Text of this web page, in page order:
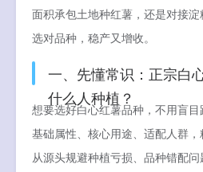
面积承包土地种红薯，还是对接
选对品种，稳产又增收。
一、先懂常识：正宗白
什么人种植？
想要选好白心红薯品种，不用盲
基础属性、核心用途、适配人群，
从源头规避种植亏损、品种错配